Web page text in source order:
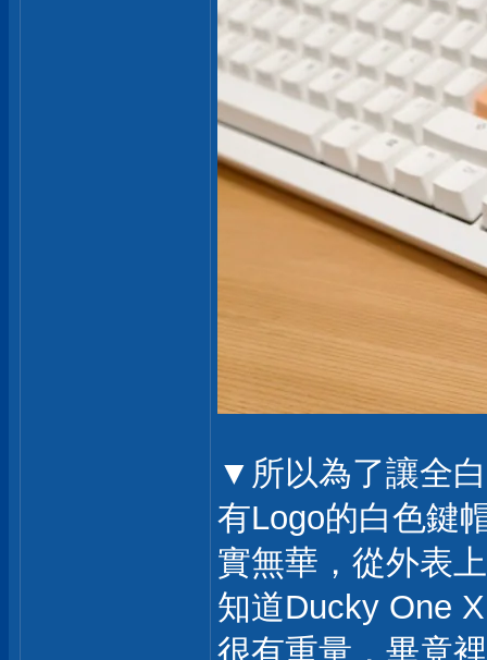
▼所以為了讓全
有Logo的白色鍵
實無華，從外表
知道Ducky One
很有重量，畢竟